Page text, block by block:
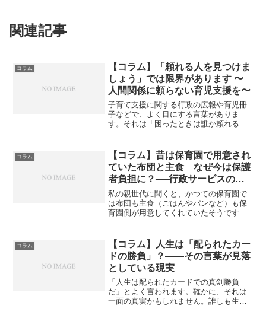
関連記事
コラム
【コラム】「頼れる人を見つけま
しょう」では限界があります 〜
人間関係に頼らない育児支援を〜
子育て支援に関する行政の広報や育児冊
子などで、よく目にする言葉がありま
す。それは「困ったときは誰か頼れる人
に思えるかもしれません。しかし、現実
にはこの言葉に違和感を覚え...
コラム
【コラム】昔は保育園で用意され
ていた布団と主食 なぜ今は保護
者負担に？──行政サービスの
「後退」を考える
私の親世代に聞くと、かつての保育園で
は布団も主食（ごはんやパンなど）も保
育園側が用意してくれていたそうです。
忙しい朝の時間を子どもと落ち着いて過
ごすことができたといいま...
コラム
【コラム】人生は「配られたカー
ドの勝負」？――その言葉が見落
としている現実
「人生は配られたカードでの真剣勝負
だ」とよく言われます。確かに、それは
一面の真実かもしれません。誰しも生ま